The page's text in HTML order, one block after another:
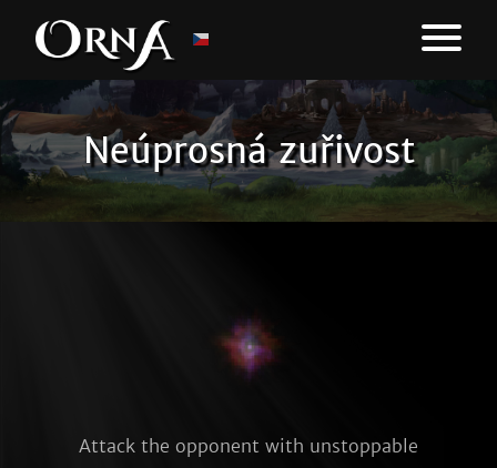
Neúprosná zuřivost
Attack the opponent with unstoppable